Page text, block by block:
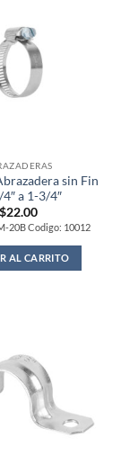
sin Fin
a 1-3/4″
$22.00
20B Codigo: 10012
AL CARRITO